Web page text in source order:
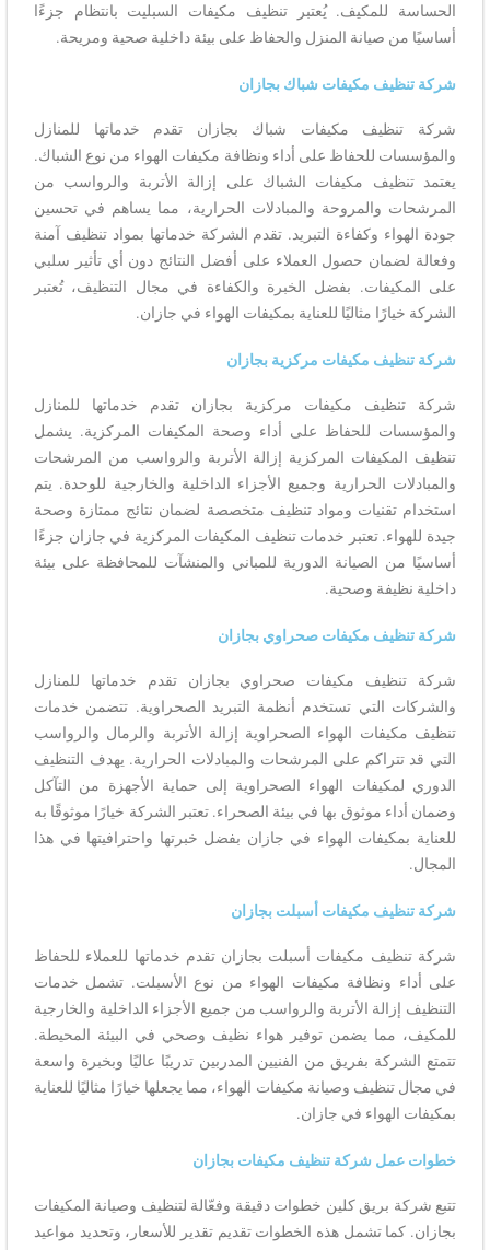
الحساسة للمكيف. يُعتبر تنظيف مكيفات السبليت بانتظام جزءًا
أساسيًا من صيانة المنزل والحفاظ على بيئة داخلية صحية ومريحة.
شركة تنظيف مكيفات شباك بجازان
شركة تنظيف مكيفات شباك بجازان تقدم خدماتها للمنازل
والمؤسسات للحفاظ على أداء ونظافة مكيفات الهواء من نوع الشباك.
يعتمد تنظيف مكيفات الشباك على إزالة الأتربة والرواسب من
المرشحات والمروحة والمبادلات الحرارية، مما يساهم في تحسين
جودة الهواء وكفاءة التبريد. تقدم الشركة خدماتها بمواد تنظيف آمنة
وفعالة لضمان حصول العملاء على أفضل النتائج دون أي تأثير سلبي
على المكيفات. بفضل الخبرة والكفاءة في مجال التنظيف، تُعتبر
الشركة خيارًا مثاليًا للعناية بمكيفات الهواء في جازان.
شركة تنظيف مكيفات مركزية بجازان
شركة تنظيف مكيفات مركزية بجازان تقدم خدماتها للمنازل
والمؤسسات للحفاظ على أداء وصحة المكيفات المركزية. يشمل
تنظيف المكيفات المركزية إزالة الأتربة والرواسب من المرشحات
والمبادلات الحرارية وجميع الأجزاء الداخلية والخارجية للوحدة. يتم
استخدام تقنيات ومواد تنظيف متخصصة لضمان نتائج ممتازة وصحة
جيدة للهواء. تعتبر خدمات تنظيف المكيفات المركزية في جازان جزءًا
أساسيًا من الصيانة الدورية للمباني والمنشآت للمحافظة على بيئة
داخلية نظيفة وصحية.
شركة تنظيف مكيفات صحراوي بجازان
شركة تنظيف مكيفات صحراوي بجازان تقدم خدماتها للمنازل
والشركات التي تستخدم أنظمة التبريد الصحراوية. تتضمن خدمات
تنظيف مكيفات الهواء الصحراوية إزالة الأتربة والرمال والرواسب
التي قد تتراكم على المرشحات والمبادلات الحرارية. يهدف التنظيف
الدوري لمكيفات الهواء الصحراوية إلى حماية الأجهزة من التآكل
وضمان أداء موثوق بها في بيئة الصحراء. تعتبر الشركة خيارًا موثوقًا به
للعناية بمكيفات الهواء في جازان بفضل خبرتها واحترافيتها في هذا
المجال.
شركة تنظيف مكيفات أسبلت بجازان
شركة تنظيف مكيفات أسبلت بجازان تقدم خدماتها للعملاء للحفاظ
على أداء ونظافة مكيفات الهواء من نوع الأسبلت. تشمل خدمات
التنظيف إزالة الأتربة والرواسب من جميع الأجزاء الداخلية والخارجية
للمكيف، مما يضمن توفير هواء نظيف وصحي في البيئة المحيطة.
تتمتع الشركة بفريق من الفنيين المدربين تدريبًا عاليًا وبخبرة واسعة
في مجال تنظيف وصيانة مكيفات الهواء، مما يجعلها خيارًا مثاليًا للعناية
بمكيفات الهواء في جازان.
خطوات عمل شركة تنظيف مكيفات بجازان
تتبع شركة بريق كلين خطوات دقيقة وفعّالة لتنظيف وصيانة المكيفات
بجازان. كما تشمل هذه الخطوات تقديم تقدير للأسعار، وتحديد مواعيد